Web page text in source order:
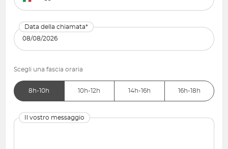
Data della chiamata*
Scegli una fascia oraria
8h-10h 10h-12h 14h-16h 16h-18h
Il vostro messaggio